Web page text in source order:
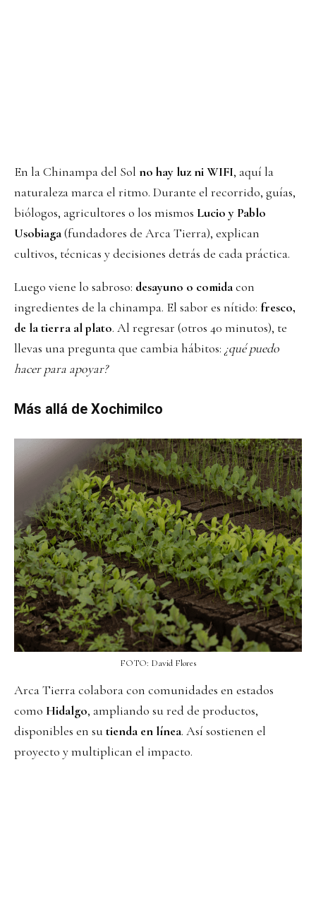
En la Chinampa del Sol no hay luz ni WIFI, aquí la
naturaleza marca el ritmo. Durante el recorrido, guías,
biólogos, agricultores o los mismos Lucio y Pablo
Usobiaga(fundadores de Arca Tierra), explican
cultivos, técnicas y decisiones detrás de cada práctica.
Luego viene lo sabroso: desayuno o comidacon
ingredientes de la chinampa. El sabor es nítido: fresco,
de la tierra al plato. Al regresar (otros 40 minutos), te
llevas una pregunta que cambia hábitos: ¿qué puedo
hacer para apoyar?
Más allá de Xochimilco
FOTO: David Flores
Arca Tierra colabora con comunidades en estados
como Hidalgo, ampliando su red de productos,
disponibles en sutienda en línea. Así sostienen el
proyecto y multiplican el impacto.